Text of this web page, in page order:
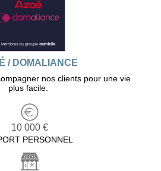
/ DOMALIANCE
nos clients pour une vie
plus facile.
10 000 €
PERSONNEL